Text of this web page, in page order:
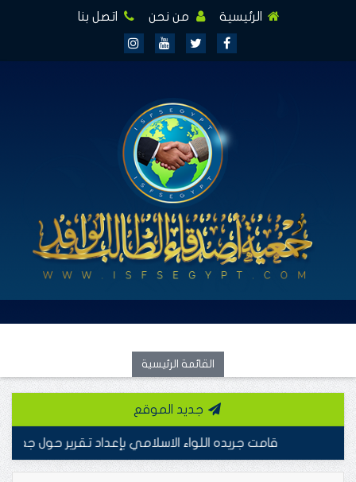
الرئيسية من نحن اتصل بنا
القائمة الرئيسية
جديد الموقع
قامت جريده اللواء الاسلامي بإعداد تقرير حول جمعية